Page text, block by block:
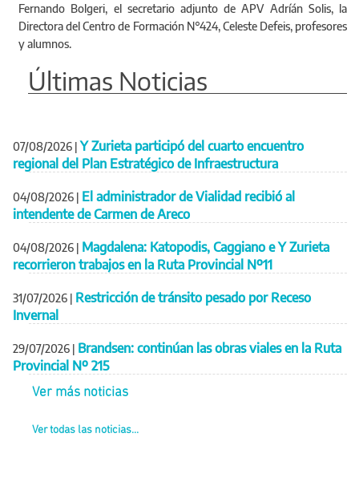
Fernando Bolgeri, el secretario adjunto de APV Adríán Solis, la
Directora del Centro de Formación N°424, Celeste Defeis, profesores
y alumnos.
Últimas Noticias
07/08/2026 | Y Zurieta participó del cuarto encuentro
regional del Plan Estratégico de Infraestructura
04/08/2026 | El administrador de Vialidad recibió al
intendente de Carmen de Areco
04/08/2026 | Magdalena: Katopodis, Caggiano e Y Zurieta
recorrieron trabajos en la Ruta Provincial Nº11
31/07/2026 | Restricción de tránsito pesado por Receso
Invernal
29/07/2026 | Brandsen: continúan las obras viales en la Ruta
Provincial Nº 215
Ver más noticias
Ver todas las noticias...